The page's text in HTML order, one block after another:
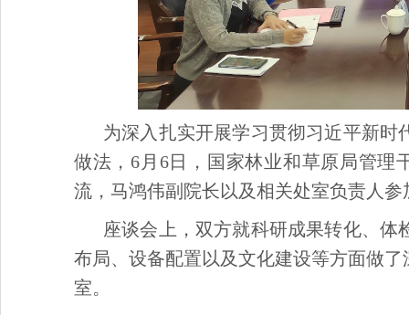
为深入扎实开展学习贯彻习近平新
做法，6月6日，国家林业和草原局管理
流，马鸿伟副院长以及相关处室负责人参
座谈会上，双方就科研成果转化、
布局、设备配置以及文化建设等方面做
室。